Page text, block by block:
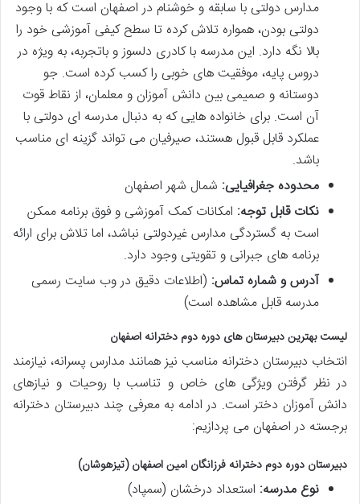
مدارس دولتی با سابقه و خوشنام در اصفهان است که با وجود
دولتی بودن، همواره تلاش کرده تا سطح کیفی آموزشی خود را
بالا نگه دارد. این مدرسه با کادری دلسوز و باتجربه، به ویژه در
دروس پایه، موفقیت های خوبی را کسب کرده است. جو
دوستانه و صمیمی بین دانش آموزان و معلمان، از نقاط قوت
آن است. برای خانواده هایی که به دنبال مدرسه ای دولتی با
عملکرد قابل قبول هستند، صیرفیان می تواند گزینه ای مناسب
باشد.
محدوده جغرافیایی: شمال شهر اصفهان
نکات قابل توجه: امکانات کمک آموزشی و فوق برنامه ممکن
است به گستردگی مدارس غیردولتی نباشد، اما تلاش برای ارائه
برنامه های جبرانی و تقویتی وجود دارد.
آدرس و شماره تماس: (اطلاعات دقیق در وب سایت رسمی
مدرسه قابل مشاهده است)
لیست بهترین دبیرستان های دوره دوم دخترانه اصفهان
انتخاب دبیرستان دخترانه مناسب نیز همانند مدارس پسرانه، نیازمند
در نظر گرفتن ویژگی های خاص و تناسب با روحیات و نیازهای
دانش آموزان دختر است. در ادامه به معرفی چند دبیرستان دخترانه
برجسته در اصفهان می پردازیم:
دبیرستان دوره دوم دخترانه فرزانگان امین اصفهان (تیزهوشان)
نوع مدرسه: استعداد درخشان (سمپاد)